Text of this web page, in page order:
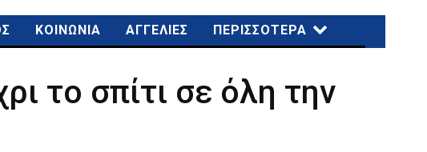
ΚΟΙΝΩΝΙΑ ΑΓΓΕΛΙΕΣ ΠΕΡΙΣΣΟΤΕΡΑ
το σπίτι σε όλη την